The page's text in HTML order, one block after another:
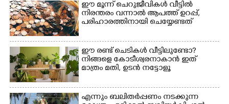
ഈ മൂന്ന് ചെറുജീവികൾ വീട്ടിൽ
നിരന്തരം വന്നാൽ ആപത്ത് ഉറപ്പ്,​
പരിഹാരത്തിനായി ചെയ്യേണ്ടത്
ഈ രണ്ട് ചെടികൾ വീട്ടിലുണ്ടോ?​
നിങ്ങളെ കോടീശ്വരനാകാൻ ഇത്
മാത്രം മതി,​ ഉടൻ നട്ടോളൂ
എന്നും ബലിതർപ്പണം നടക്കുന്ന